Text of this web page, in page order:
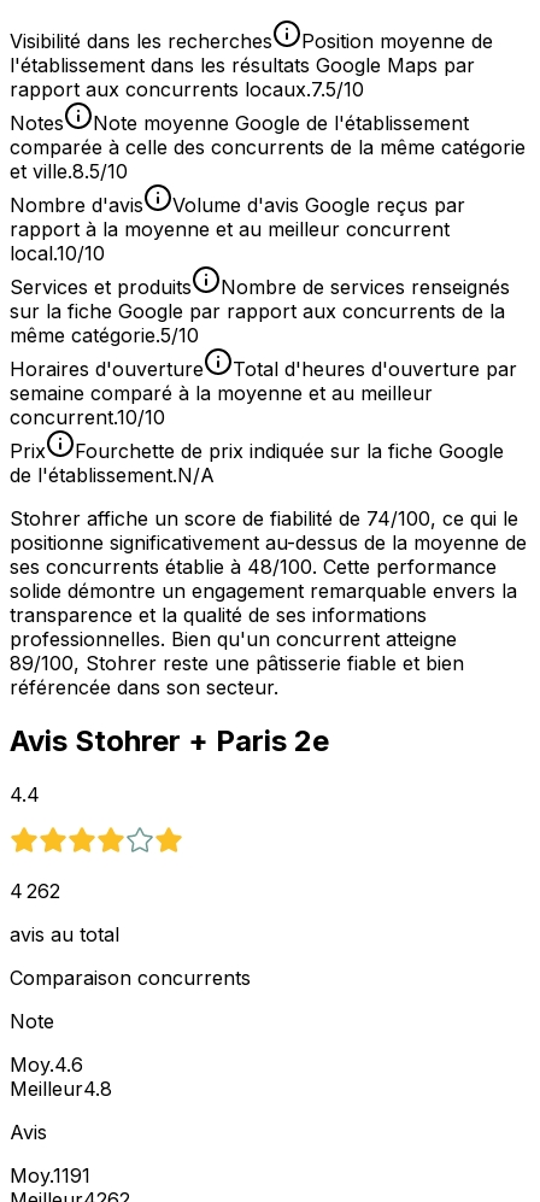
Visibilité dans les recherches
Position moyenne de
l'établissement dans les résultats Google Maps par
rapport aux concurrents locaux.7.5/10
Notes
Note moyenne Google de l'établissement
comparée à celle des concurrents de la même catégorie
et ville.8.5/10
Nombre d'avis
Volume d'avis Google reçus par
rapport à la moyenne et au meilleur concurrent
local.10/10
Services et produits
Nombre de services renseignés
sur la fiche Google par rapport aux concurrents de la
même catégorie.5/10
Horaires d'ouverture
Total d'heures d'ouverture par
semaine comparé à la moyenne et au meilleur
concurrent.10/10
Prix
Fourchette de prix indiquée sur la fiche Google
de l'établissement.N/A
Stohrer affiche un score de fiabilité de 74/100, ce qui le
positionne significativement au-dessus de la moyenne de
ses concurrents établie à 48/100. Cette performance
solide démontre un engagement remarquable envers la
transparence et la qualité de ses informations
professionnelles. Bien qu'un concurrent atteigne
89/100, Stohrer reste une pâtisserie fiable et bien
référencée dans son secteur.
Avis Stohrer + Paris 2e
4.4
4 262
avis au total
Comparaison concurrents
Note
Moy.4.6
Meilleur4.8
Avis
Moy.1191